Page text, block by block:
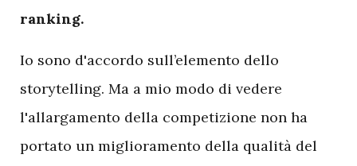
ranking.
Io sono d'accordo sull’elemento dello
storytelling. Ma a mio modo di vedere
l'allargamento della competizione non ha
portato un miglioramento della qualità del